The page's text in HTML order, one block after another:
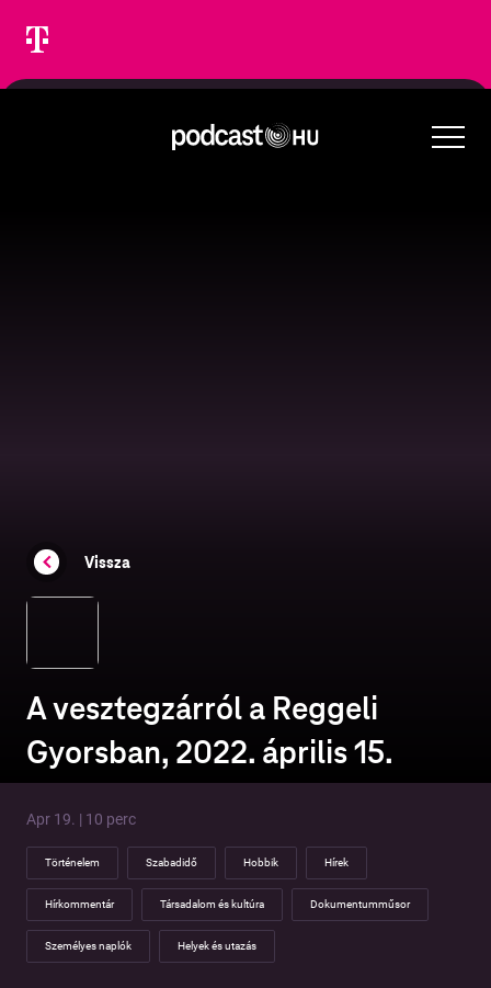
Vissza
A vesztegzárról a Reggeli
Gyorsban, 2022. április 15.
Apr 19. | 10 perc
Történelem Szabadidő Hobbik Hírek
Hírkommentár Társadalom és kultúra Dokumentumműsor
Személyes naplók Helyek és utazás